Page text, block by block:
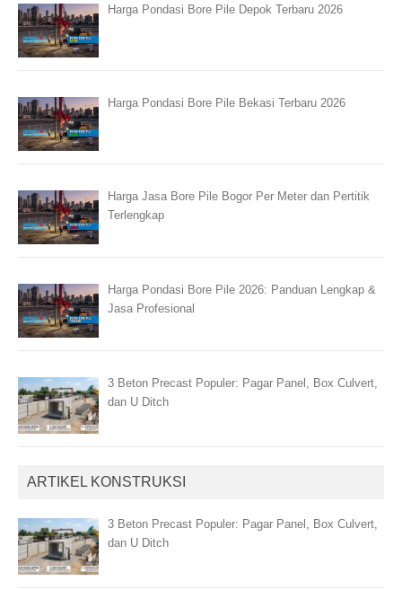
Harga Pondasi Bore Pile Depok Terbaru 2026
Harga Pondasi Bore Pile Bekasi Terbaru 2026
Harga Jasa Bore Pile Bogor Per Meter dan Pertitik
Terlengkap
Harga Pondasi Bore Pile 2026: Panduan Lengkap &
Jasa Profesional
3 Beton Precast Populer: Pagar Panel, Box Culvert,
dan U Ditch
ARTIKEL KONSTRUKSI
3 Beton Precast Populer: Pagar Panel, Box Culvert,
dan U Ditch